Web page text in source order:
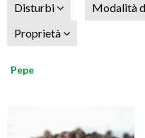
Disturbi
Modalità
Proprietà
Pepe